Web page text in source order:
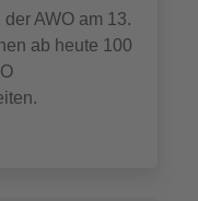
AWO am 13.
ab heute 100